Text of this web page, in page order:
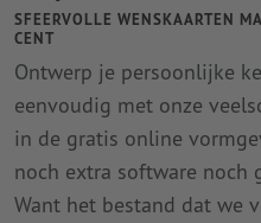
SFEERVOLLE WENSKAARTEN
CENT
Ontwerp je persoonlijke
eenvoudig met onze
in de gratis online
noch extra software noch
Want het bestand dat we